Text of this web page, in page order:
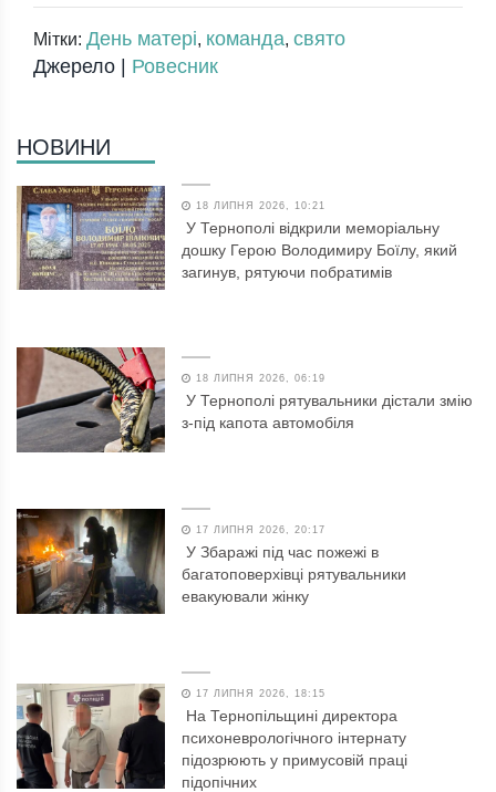
Мітки: День матері, команда, свято
Джерело | Ровесник
НОВИНИ
18 ЛИПНЯ 2026, 10:21
У Тернополі відкрили меморіальну
дошку Герою Володимиру Боїлу, який
загинув, рятуючи побратимів
18 ЛИПНЯ 2026, 06:19
У Тернополі рятувальники дістали змію
з-під капота автомобіля
17 ЛИПНЯ 2026, 20:17
У Збаражі під час пожежі в
багатоповерхівці рятувальники
евакуювали жінку
17 ЛИПНЯ 2026, 18:15
На Тернопільщині директора
психоневрологічного інтернату
підозрюють у примусовій праці
підопічних